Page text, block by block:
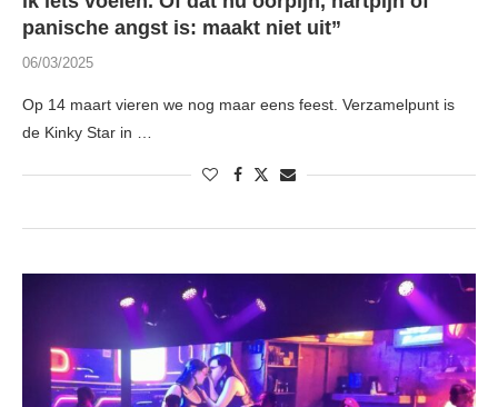
panische angst is: maakt niet uit”
06/03/2025
Op 14 maart vieren we nog maar eens feest. Verzamelpunt is
de Kinky Star in …